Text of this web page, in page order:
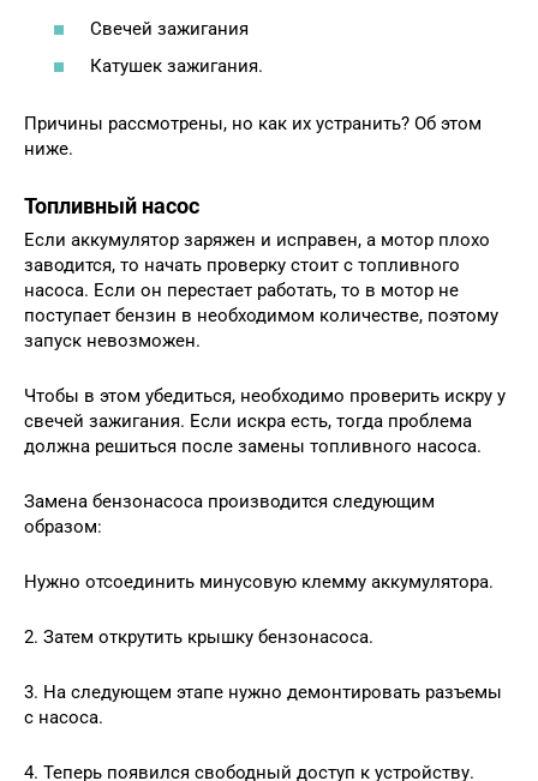
Свечей зажигания
Катушек зажигания.
Причины рассмотрены, но как их устранить? Об этом
ниже.
Топливный насос
Если аккумулятор заряжен и исправен, а мотор плохо
заводится, то начать проверку стоит с топливного
насоса. Если он перестает работать, то в мотор не
поступает бензин в необходимом количестве, поэтому
запуск невозможен.
Чтобы в этом убедиться, необходимо проверить искру у
свечей зажигания. Если искра есть, тогда проблема
должна решиться после замены топливного насоса.
Замена бензонасоса производится следующим
образом:
Нужно отсоединить минусовую клемму аккумулятора.
2. Затем открутить крышку бензонасоса.
3. На следующем этапе нужно демонтировать разъемы
с насоса.
4. Теперь появился свободный доступ к устройству.